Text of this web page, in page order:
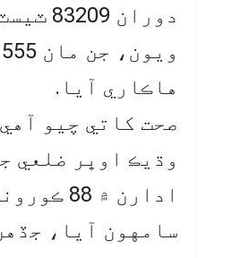
دوران
هاڪاري آيا.
صحت کاتي چيو
وڌيڪ اوڀر ضلعي
ادارن ۾ 88
سامهون آيا،